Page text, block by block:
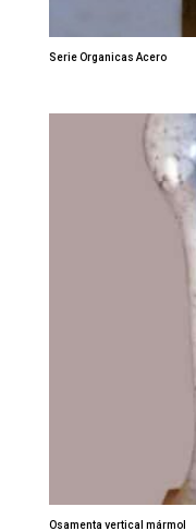
Serie Organicas Acero
Osamenta vertical mármol